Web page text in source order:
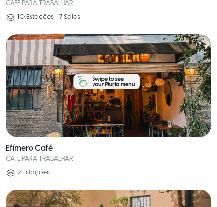
CAFE PARA TRABALHAR
10 Estações • 7 Salas
Efímero Café
CAFE PARA TRABALHAR
2 Estações